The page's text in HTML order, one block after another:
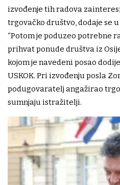
izvođenje tih radova
trgovačko društvo, dodaje se
“Potom je poduzeo potrebne
prihvat ponude društva iz
kojom je navedeni posao
USKOK. Pri izvođenju posla
podugovaratelj angažirao
sumnjaju istražitelji.